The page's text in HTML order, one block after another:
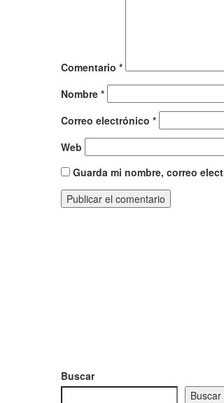
Comentario *
Nombre *
Correo electrónico *
Web
Guarda mi nombre, correo
Buscar
Buscar